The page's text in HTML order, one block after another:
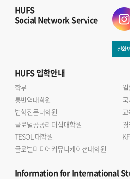
HUFS
Social Network Service
전화
HUFS입학안내
학부
통번역대학원
법학전문대학원
글로벌공공리더십대학원
TESOL 대학원
글로벌미디어커뮤니케이션대학원
Informationfor International